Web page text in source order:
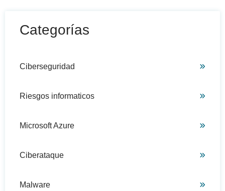
Categorías
Ciberseguridad
Riesgos informaticos
Microsoft Azure
Ciberataque
Malware